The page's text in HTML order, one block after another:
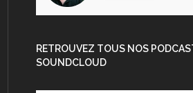
RETROUVEZ TOUS NOS
SOUNDCLOUD